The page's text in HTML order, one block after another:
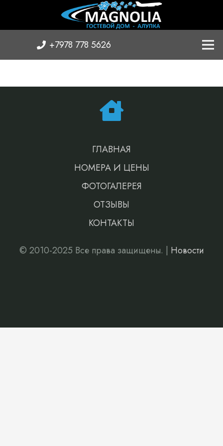
+7978 778 5626
ГЛАВНАЯ
НОМЕРА И ЦЕНЫ
ФОТОГАЛЕРЕЯ
ОТЗЫВЫ
КОНТАКТЫ
© 2010-2025 Все права защищены. | Новости